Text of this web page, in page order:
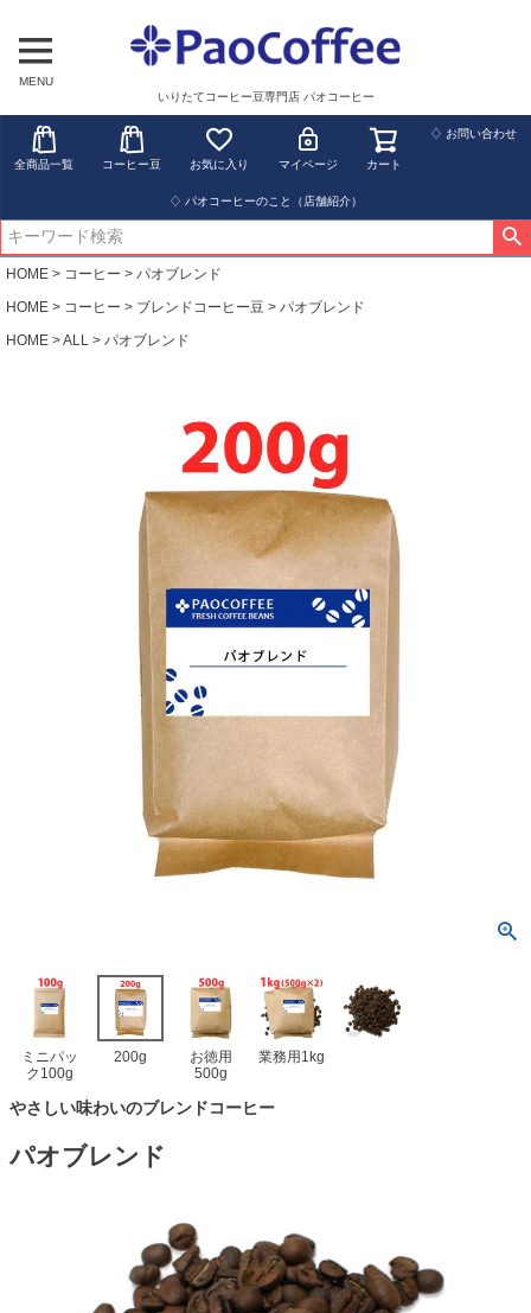
MENU
いりたてコーヒー豆専門店 パオコーヒー
全商品一覧 コーヒー豆 お気に入り マイページ カート
♢ お問い合わせ
♢ パオコーヒーのこと（店舗紹介）
HOME コーヒー
パオブレンド
HOME
コーヒー ブレンドコーヒー豆
パオブレンド
HOME
ALL パオブレンド
ミニパッ
ク100g
200g
お徳用
500g
業務用1kg
やさしい味わいのブレンドコーヒー
パオブレンド